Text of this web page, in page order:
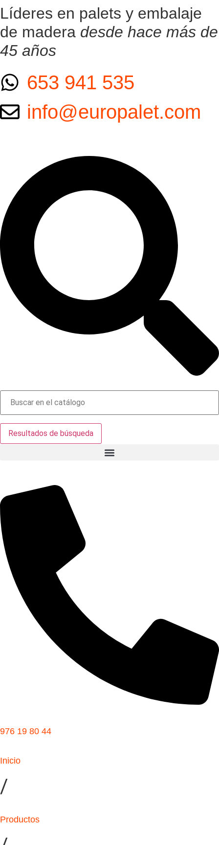
Ir
al
contenido
Líderes en palets y embalaje
de madera desde hace más de
45 años
653 941 535
info@europalet.com
Search
Resultados de búsqueda
976 19 80 44
Inicio
/
Productos